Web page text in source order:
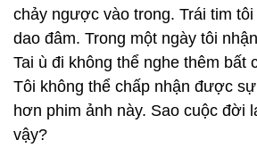
chảy ngược vào trong. Trái tim
dao đâm. Trong một ngày tôi
Tai ù đi không thể nghe thêm bất
Tôi không thể chấp nhận được
hơn phim ảnh này. Sao cuộc đời
vậy?